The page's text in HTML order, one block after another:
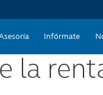
Infórmate
la